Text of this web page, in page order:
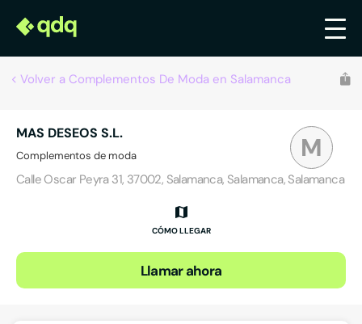
Volver a Complementos De Moda en Salamanca
M
MAS DESEOS S.L.
Complementos de moda
Calle Oscar Peyra 31, 37002, Salamanca, Salamanca, Salamanca
CÓMO LLEGAR
Llamar ahora